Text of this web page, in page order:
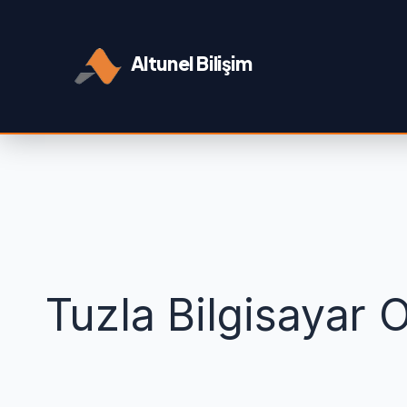
Altunel Bilişim
Tuzla Bilgisayar